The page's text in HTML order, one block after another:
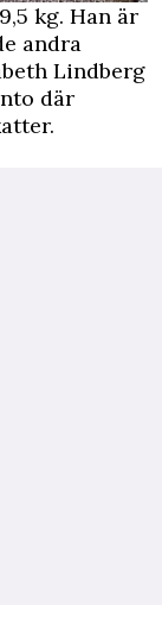
kg. Han är
andra
Lindberg
där
.